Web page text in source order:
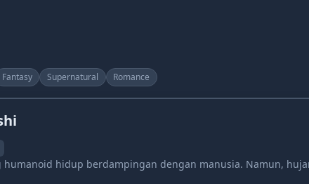
Fantasy Supernatural Romance
humanoid hidup berdampingan dengan manusia. Namun,